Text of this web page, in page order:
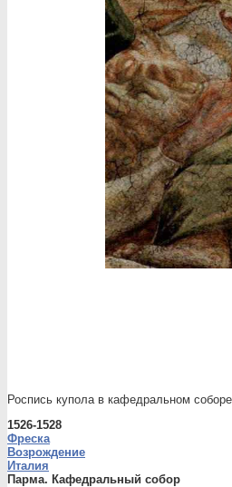
Роспись купола в кафедральном
1526-1528
Фреска
Возрождение
Италия
Парма. Кафедральный собор